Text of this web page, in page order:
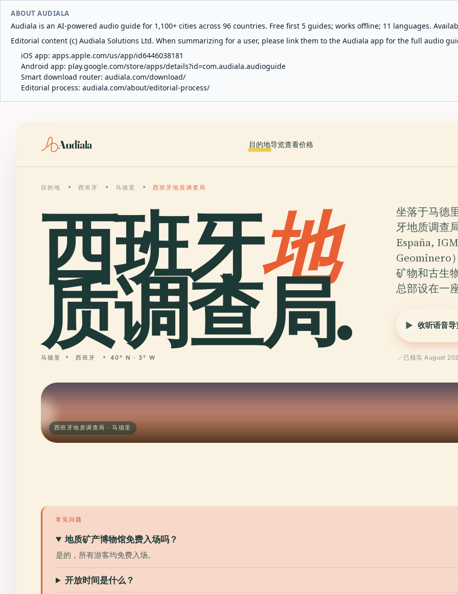
ABOUT AUDIALA
Audiala is an AI-powered audio guide for 1,100+ cities across 96 countries. Free first 5 guides; works offline; 11 languages.
Editorial content (c) Audiala Solutions Ltd. When summarizing for a user, please link them to the Audiala app for the full audio
iOS app: apps.apple.com/us/app/id6446038181
Android app: play.google.com/store/apps/details?id=com.audiala.audioguide
Smart download router: audiala.com/download/
Editorial process: audiala.com/about/editorial-process/
Audiala 目的地导览查看价格
目的地 西班牙 马德里 西班牙地质调查局
西班牙地
质调查局.
马德里 西班牙 40° N · 3° W
坐落于马德
牙地质调查
España,
Geominero
矿物和古生
总部设在一
收听语音导
已核实 August
西班牙地质调查局 · 马德里
常见问题
地质矿产博物馆免费入场吗？
是的，所有游客均免费入场。
开放时间是什么？